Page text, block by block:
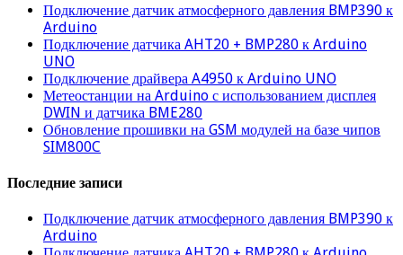
Подключение датчик атмосферного давления BMP390 к
Arduino
Подключение датчика AHT20 + BMP280 к Arduino
UNO
Подключение драйвера A4950 к Arduino UNO
Метеостанции на Arduino с использованием дисплея
DWIN и датчика BME280
Обновление прошивки на GSM модулей на базе чипов
SIM800C
Последние записи
Подключение датчик атмосферного давления BMP390 к
Arduino